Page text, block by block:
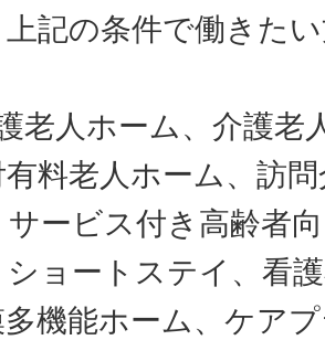
上記の条件で働きた
老人ホーム、介護老
有料老人ホーム、訪
ービス付き高齢者
ショートステイ、看
機能ホーム、ケア